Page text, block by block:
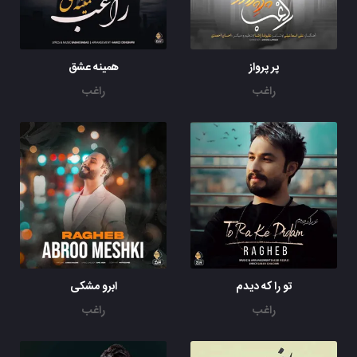
پر پرواز
راغب
همینه عشق
راغب
تو را که دیدم
راغب
ابرو مشکی
راغب